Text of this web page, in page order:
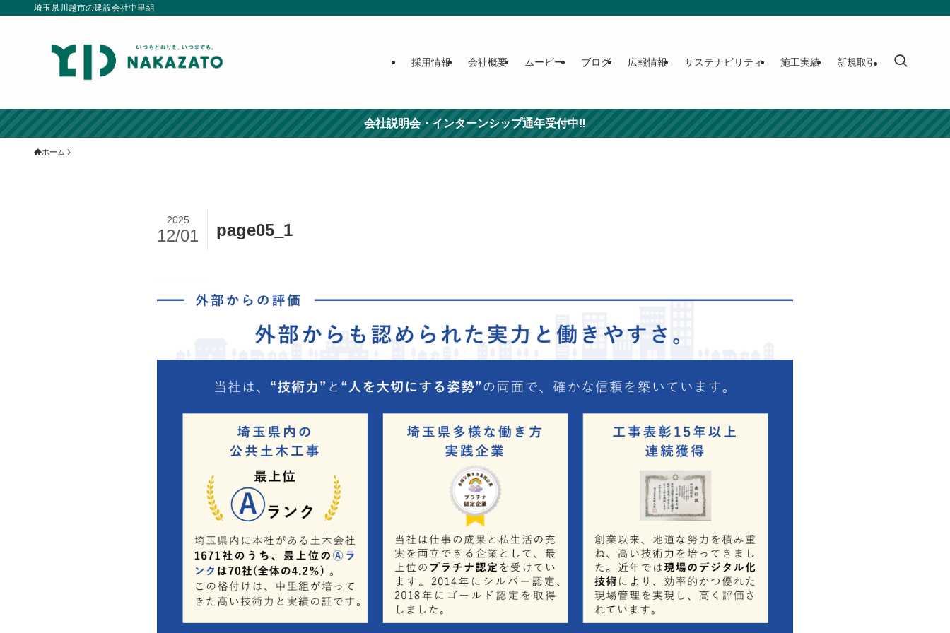
埼玉県川越市の建設会社中里組
採用情報 会社概要 ムービー ブログ 広報情報 サステナビリティ 施工実績 新規取引
会社説明会・インターンシップ通年受付中‼
ホーム
page05_1
2025
12/01